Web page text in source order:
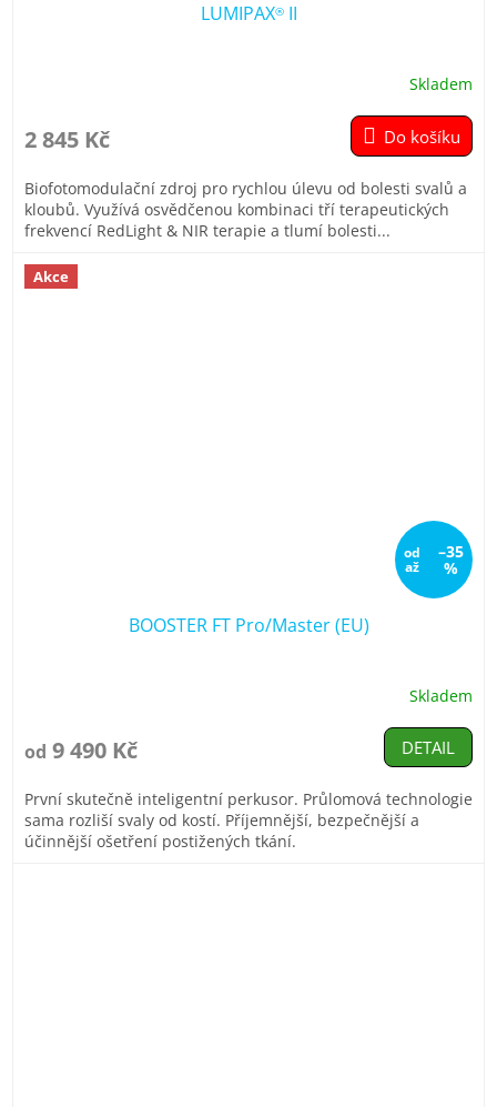
LUMIPAX®II
produktu
je
z
5
hvězdiček.
Skladem
2 845 Kč Do košíku
Biofotomodulační zdroj pro rychlou úlevu od bolesti svalů a
kloubů. Využívá osvědčenou kombinaci tří terapeutických
frekvencí RedLight & NIR terapie a tlumí bolesti...
Akce
od
až
–35
%
BOOSTER FT Pro/Master (EU)
produktu
je
z
5
hvězdiček.
Skladem
od 9 490 Kč DETAIL
První skutečně inteligentní perkusor. Průlomová technologie
sama rozliší svaly od kostí. Příjemnější, bezpečnější a
účinnější ošetření postižených tkání.